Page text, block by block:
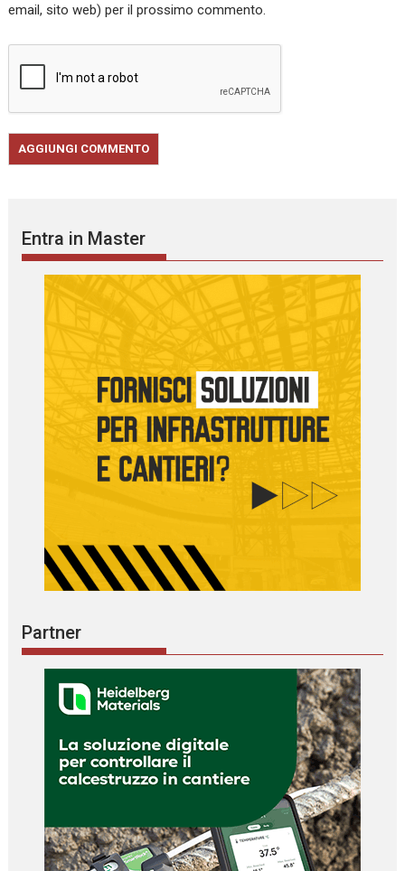
email, sito web) per il prossimo commento.
Entra in Master
Partner